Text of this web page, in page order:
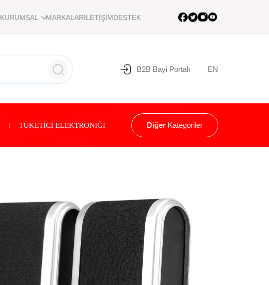
KURUMSAL MARKALARİLETİŞİMDESTEK
B2B Bayi Portalı EN
TÜKETİCİ ELEKTRONİĞİ Diğer Kategoriler